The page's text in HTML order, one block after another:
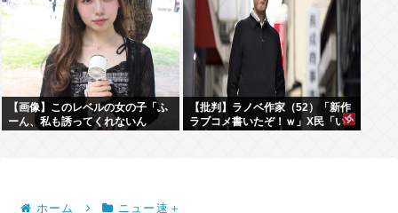
【画像】このレベルの女の子「ふ
ーん、私も誘ってくれないん
【批判】ラノベ作家（52）「新作
ラブコメ書いたぞ！ｗ」X民「い
ホーム ニュー速＋